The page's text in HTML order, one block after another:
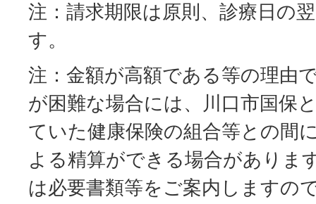
注：請求期限は原則、診療日の
す。
注：金額が高額である等の理由
が困難な場合には、川口市国保
ていた健康保険の組合等との間
よる精算ができる場合がありま
は必要書類等をご案内しますの